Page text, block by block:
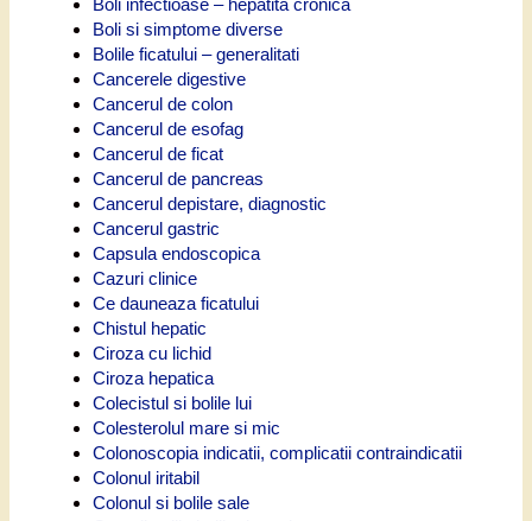
Boli infectioase – hepatita cronica
Boli si simptome diverse
Bolile ficatului – generalitati
Cancerele digestive
Cancerul de colon
Cancerul de esofag
Cancerul de ficat
Cancerul de pancreas
Cancerul depistare, diagnostic
Cancerul gastric
Capsula endoscopica
Cazuri clinice
Ce dauneaza ficatului
Chistul hepatic
Ciroza cu lichid
Ciroza hepatica
Colecistul si bolile lui
Colesterolul mare si mic
Colonoscopia indicatii, complicatii contraindicatii
Colonul iritabil
Colonul si bolile sale